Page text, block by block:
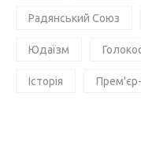
Радянський Союз
Юдаїзм
Історія Прем'єр-